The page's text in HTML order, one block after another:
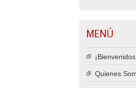
MENÚ
Quienes